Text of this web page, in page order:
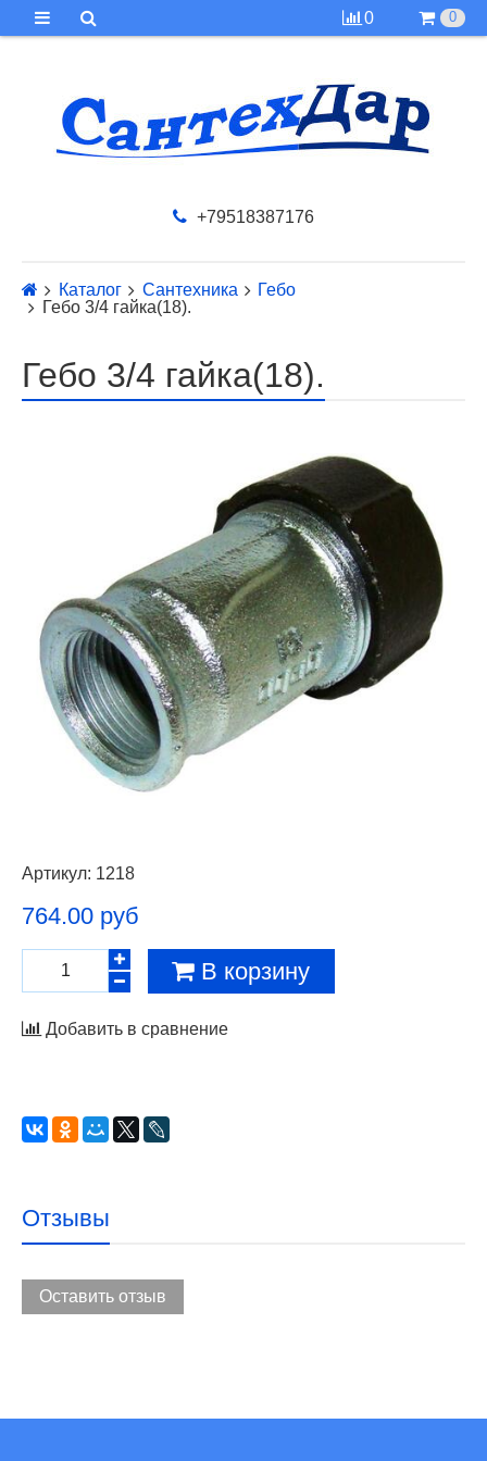
0 0
+79518387176
Каталог Сантехника
Гебо
Гебо 3/4 гайка(18).
Гебо 3/4 гайка(18).
Артикул: 1218
764.00 руб
В корзину
Добавить в сравнение
Отзывы
Оставить отзыв